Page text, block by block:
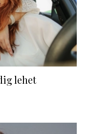
lehet